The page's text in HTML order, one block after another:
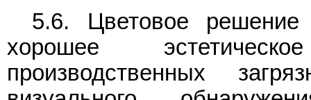
5.6. Цветовое
хорошее
производственных